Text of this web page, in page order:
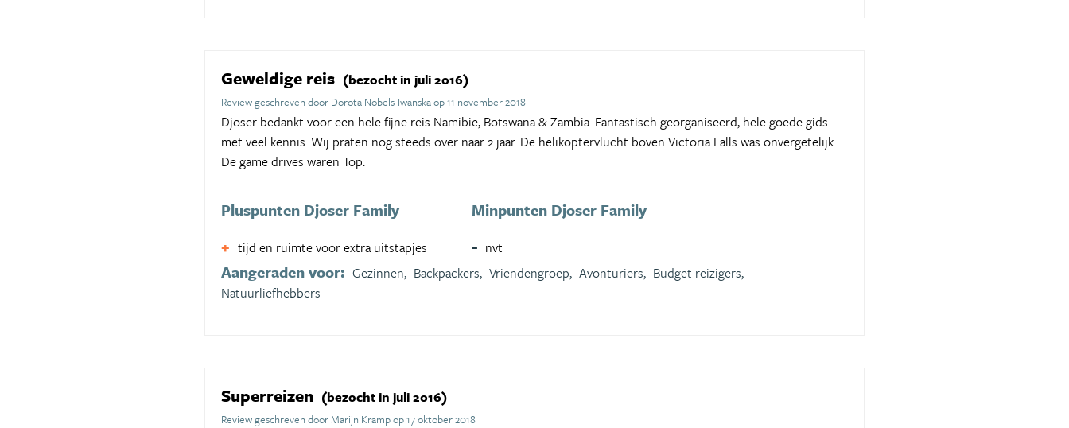
Geweldige reis (bezocht in juli 2016)
Review geschreven door Dorota Nobels-Iwanska op 11 november 2018
Djoser bedankt voor een hele fijne reis Namibië, Botswana & Zambia. Fantastisch georganiseerd, hele goede gids
met veel kennis. Wij praten nog steeds over naar 2 jaar. De helikoptervlucht boven Victoria Falls was onvergetelijk.
De game drives waren Top.
Pluspunten Djoser Family
tijd en ruimte voor extra uitstapjes
Minpunten Djoser Family
nvt
Aangeraden voor: Gezinnen, Backpackers, Vriendengroep, Avonturiers, Budget reizigers,
Natuurliefhebbers
Superreizen (bezocht in juli 2016)
Review geschreven door Marijn Kramp op 17 oktober 2018